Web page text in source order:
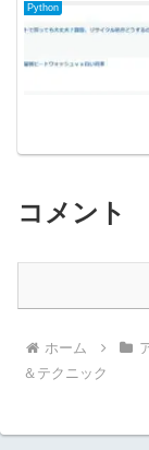
Python
コメント
ホーム
＆テクニック